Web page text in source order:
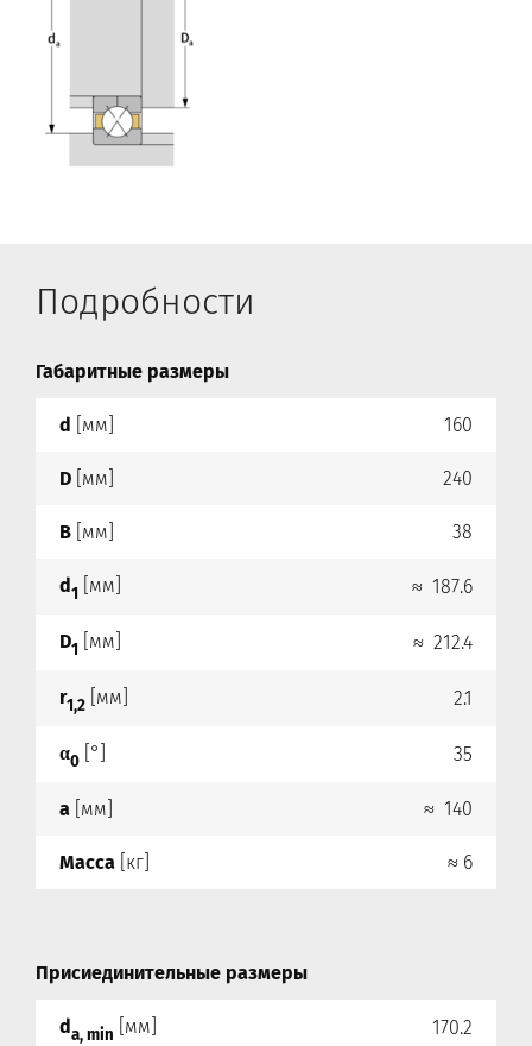
Подробности
Габаритные размеры
d [мм] 160
D [мм] 240
B [мм] 38
d1 [мм] ≈ 187.6
D1 [мм] ≈ 212.4
r1,2 [мм] 2.1
α0 [°] 35
a [мм] ≈ 140
Масса [кг] ≈ 6
Присиединительные размеры
da, min [мм] 170.2